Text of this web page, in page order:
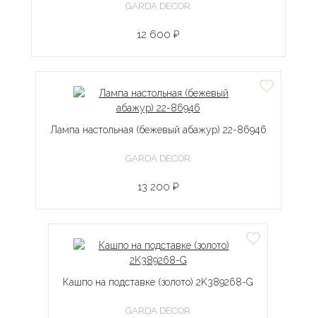
GARDA DECOR
12 600 ₽
Лампа настольная (бежевый абажур) 22-86946
GARDA DECOR
13 200 ₽
Кашпо на подставке (золото) 2K389268-G
GARDA DECOR